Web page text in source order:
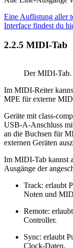
Eine Auflistung aller
Interface findest du
2.2.5 MIDI-Tab
Der MIDI-Tab.
Im MIDI-Reiter
MPE für externe
Geräte mit class-
USB-A-Anschluss
an die Buchsen für
externen Geräten
Im MIDI-Tab kannst
Ausgänge der
Track: erlaubt
Noten und
Remote:
Controller.
Sync: erlaubt
Clock-Daten.